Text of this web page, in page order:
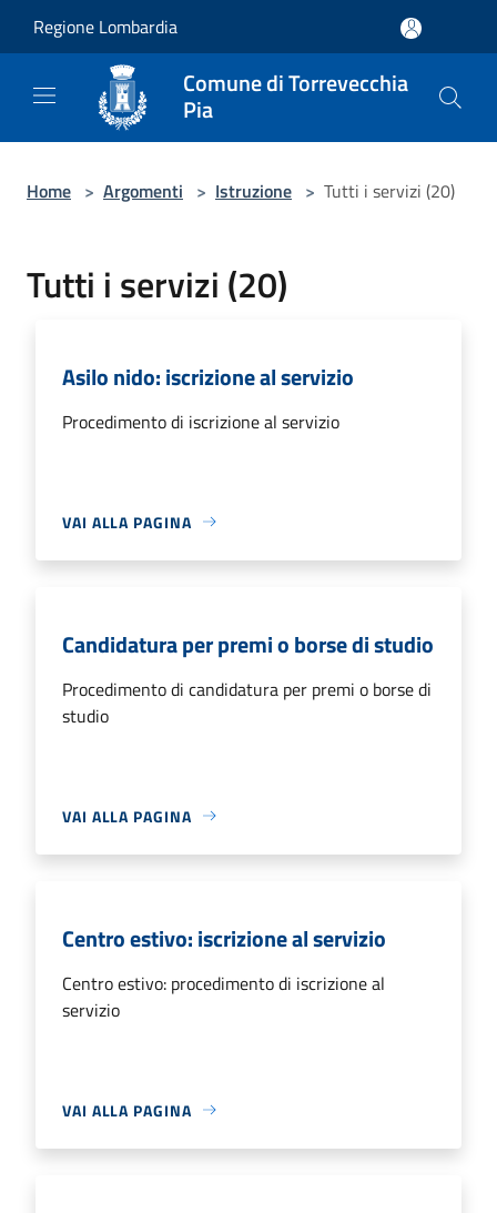
Regione Lombardia
Comune di Torrevecchia
Pia
Home > Argomenti > Istruzione > Tutti i servizi (20)
Tutti i servizi (20)
Asilo nido: iscrizione al servizio
Procedimento di iscrizione al servizio
VAI ALLA PAGINA
Candidatura per premi o borse di studio
Procedimento di candidatura per premi o borse di
studio
VAI ALLA PAGINA
Centro estivo: iscrizione al servizio
Centro estivo: procedimento di iscrizione al
servizio
VAI ALLA PAGINA